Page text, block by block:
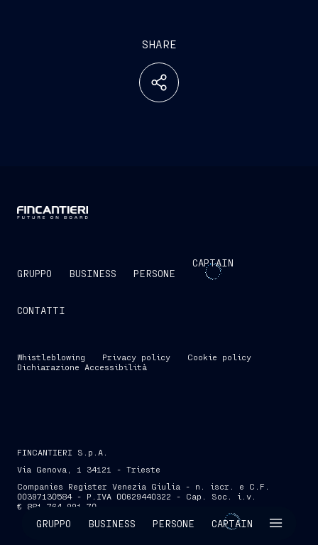
GRUPPO BUSINESS PERSONE CAPTAIN
SHARE
GRUPPO BUSINESS PERSONE
CAPTAIN
CONTATTI
Whistleblowing Privacy policy
Cookie policy
Dichiarazione Accessibilità
FINCANTIERI S.p.A.
Via Genova, 1 34121 - Trieste
Companies Register Venezia Giulia - n. iscr. e C.F.
00397130584 - P.IVA 00629440322 - Cap. Soc. i.v.
€ 881.764.991,70